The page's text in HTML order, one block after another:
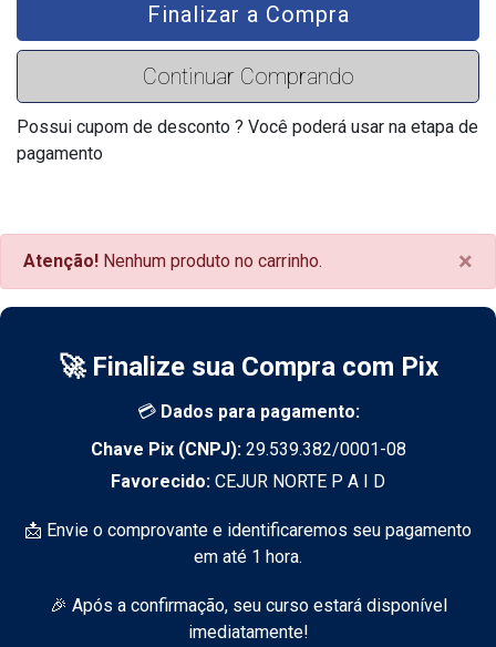
Finalizar a Compra
Continuar Comprando
Possui cupom de desconto ? Você poderá usar na etapa de
pagamento
×
Atenção! Nenhum produto no carrinho.
🚀 Finalize sua Compra com Pix
💳 Dados para pagamento:
Chave Pix (CNPJ):29.539.382/0001-08
Favorecido: CEJUR NORTE P A I D
📩 Envie o comprovante e identificaremos seu pagamento
em até 1 hora.
🎉 Após a confirmação, seu curso estará disponível
imediatamente!